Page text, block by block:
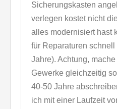
Sicherungskasten
verlegen kostet nicht
alles modernisiert hast
für Reparaturen
Jahre). Achtung,
Gewerke gleichzeitig
40-50 Jahre
ich mit einer Laufzeit